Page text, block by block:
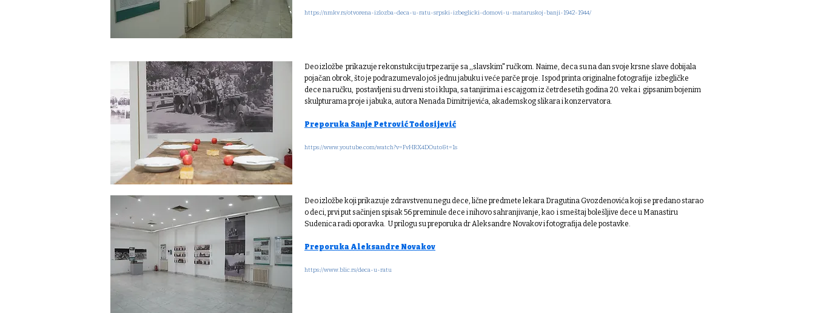
https://nmkv.rs/otvorena-izlozba-deca-u-ratu-srpski-izbeglicki-domovi-u-mataruskoj-banji-1942-1944/
Deo izložbe prikazuje rekonstukciju trpezarije sa ,,slavskim" ručkom. Naime, deca su na dan svoje krsne slave dobijala
pojačan obrok, što je podrazumevalo još jednu jabuku i veće parče proje. Ispod printa originalne fotografije izbegličke
dece na ručku, postavljeni su drveni sto i klupa, sa tanjirima i escajgom iz četrdesetih godina 20. veka i gipsanim bojenim
skulpturama proje i jabuka, autora Nenada Dimitrijevića, akademskog slikara i konzervatora.
Preporuka Sanje Petrović Todosijević
https://www.youtube.com/watch?v=FvHRX4DOuto&t=1s
Deo izložbe koji prikazuje zdravstvenu negu dece, lične predmete lekara Dragutina Gvozdenovića koji se predano starao
o deci, prvi put sačinjen spisak 56 preminule dece i nihovo sahranjivanje, kao i smeštaj bolešljive dece u Manastiru
Sudenica radi oporavka. U prilogu su preporuka dr Aleksandre Novakov i fotografija dele postavke.
Preporuka Aleksandre Novakov
https://www.blic.rs/deca-u-ratu